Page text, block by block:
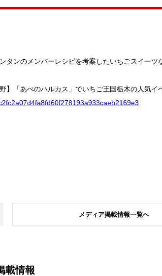
タンのメンバーレシピを考案したいちごスイーツ
「あべのハルカス」でいちご王国栃木の人気イ
メディア掲載情報一覧へ
載情報